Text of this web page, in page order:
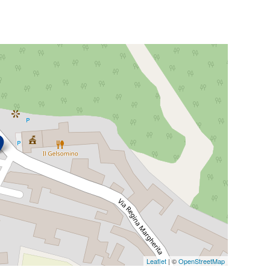
Leaflet| ©OpenStreetMap